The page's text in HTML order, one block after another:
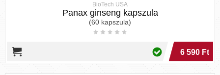
BioTech USA
Panax ginseng kapszula
(60 kapszula)
6 590 Ft